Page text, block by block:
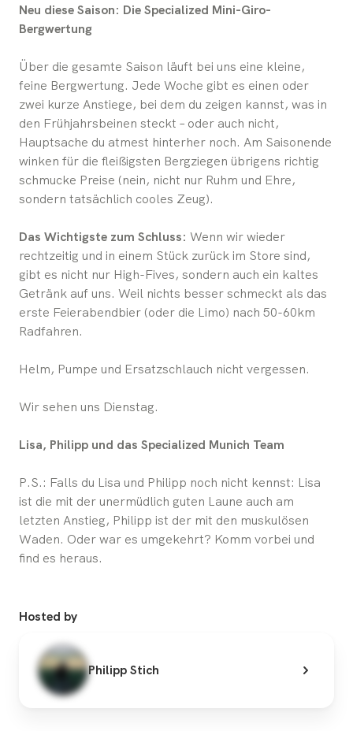
Neu diese Saison: Die Specialized Mini-Giro-
Bergwertung
Über die gesamte Saison läuft bei uns eine kleine,
feine Bergwertung. Jede Woche gibt es einen oder
zwei kurze Anstiege, bei dem du zeigen kannst, was in
den Frühjahrsbeinen steckt – oder auch nicht,
Hauptsache du atmest hinterher noch. Am Saisonende
winken für die fleißigsten Bergziegen übrigens richtig
schmucke Preise (nein, nicht nur Ruhm und Ehre,
sondern tatsächlich cooles Zeug).
Das Wichtigste zum Schluss: Wenn wir wieder
rechtzeitig und in einem Stück zurück im Store sind,
gibt es nicht nur High-Fives, sondern auch ein kaltes
Getränk auf uns. Weil nichts besser schmeckt als das
erste Feierabendbier (oder die Limo) nach 50-60km
Radfahren.
Helm, Pumpe und Ersatzschlauch nicht vergessen.
Wir sehen uns Dienstag.
Lisa, Philipp und das Specialized Munich Team
P.S.: Falls du Lisa und Philipp noch nicht kennst: Lisa
ist die mit der unermüdlich guten Laune auch am
letzten Anstieg, Philipp ist der mit den muskulösen
Waden. Oder war es umgekehrt? Komm vorbei und
find es heraus.
Hosted by
Philipp Stich